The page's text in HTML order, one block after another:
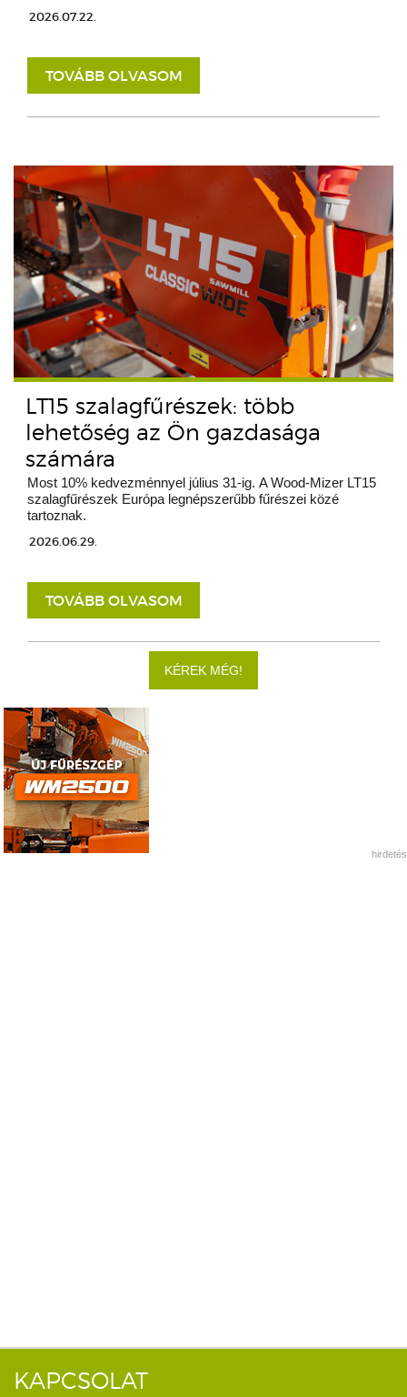
2026.07.22.
TOVÁBB OLVASOM
LT15 szalagfűrészek: több
lehetőség az Ön gazdasága
számára
Most 10% kedvezménnyel július 31-ig. A Wood-Mizer LT15
szalagfűrészek Európa legnépszerűbb fűrészei közé
tartoznak.
2026.06.29.
TOVÁBB OLVASOM
KÉREK MÉG!
hirdetés
KAPCSOLAT